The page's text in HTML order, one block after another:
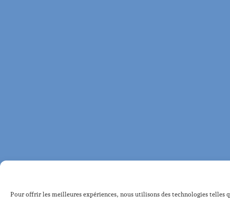
Pour offrir les meilleures expériences, nous utilisons des technologies telles